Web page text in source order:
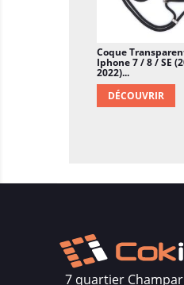
Coque
Iphone 7 / 8 / SE
2022)...
DÉCOUVRIR
7 quartier